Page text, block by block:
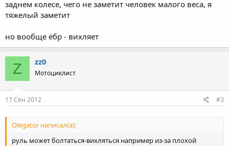
заднем колесе, чего не заметит человек малого веса, я
тяжелый заметит
но вообще ёбр - вихляет
Z zz0
Мотоциклист
17 Сен 2012 #3
Olegator написал(а):
руль может болтаться-вихляться например из-за плохой